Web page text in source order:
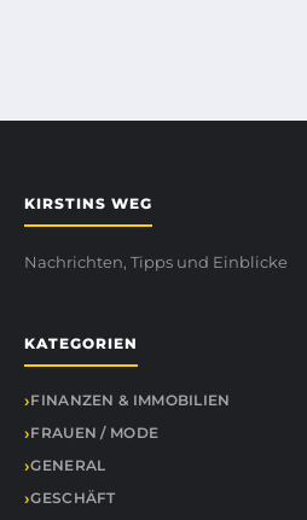
KIRSTINS WEG
Nachrichten, Tipps und Einblicke
KATEGORIEN
FINANZEN & IMMOBILIEN
FRAUEN / MODE
GENERAL
GESCHÄFT